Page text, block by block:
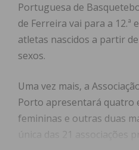
Portuguesa de
de Ferreira vai para a 12.ª
atletas nascidos a partir
sexos.
Uma vez mais, a
Porto apresentará quatro
femininas e outras duas
única das 21 associações